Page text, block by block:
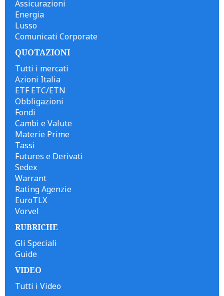
Assicurazioni
Energia
Lusso
Comunicati Corporate
QUOTAZIONI
Tutti i mercati
Azioni Italia
ETF ETC/ETN
Obbligazioni
Fondi
Cambi e Valute
Materie Prime
Tassi
Futures e Derivati
Sedex
Warrant
Rating Agenzie
EuroTLX
Vorvel
RUBRICHE
Gli Speciali
Guide
VIDEO
Tutti i Video